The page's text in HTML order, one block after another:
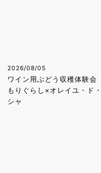
2026/08/05
ワイン用ぶどう収穫体験会
もりぐらし×オレイユ・ド・
シャ